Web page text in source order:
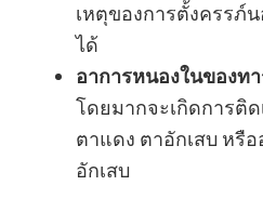
เหตุของการตั้งครรภ์
ได้
อาการหนองในของท
โดยมากจะเกิดการติ
ตาแดง ตาอักเสบ หรื
อักเสบ